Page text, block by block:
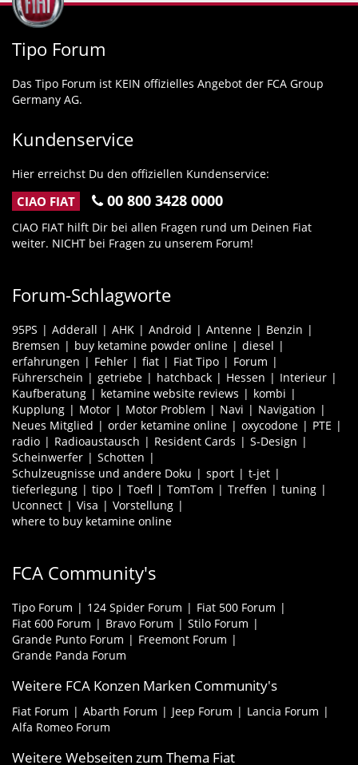
Tipo Forum
Das Tipo Forum ist KEIN offizielles Angebot der FCA Group
Germany AG.
Kundenservice
Hier erreichst Du den offiziellen Kundenservice:
CIAO FIAT 00 800 3428 0000
CIAO FIAT hilft Dir bei allen Fragen rund um Deinen Fiat
weiter. NICHT bei Fragen zu unserem Forum!
Forum-Schlagworte
95PS Adderall AHK Android Antenne
Benzin
Bremsen
buy ketamine powder online
diesel
erfahrungen
Fehler fiat Fiat Tipo
Forum
Führerschein
getriebe hatchback Hessen
Interieur
Kaufberatung
ketamine website reviews
kombi
Kupplung
Motor Motor Problem Navi
Navigation
Neues Mitglied
order ketamine online oxycodone
PTE
radio
Radioaustausch Resident Cards
S-Design
Scheinwerfer
Schotten
Schulzeugnisse und andere Doku
sport
t-jet
tieferlegung
tipo Toefl TomTom Treffen
tuning
Uconnect
Visa
Vorstellung
where to buy ketamine online
FCA Community's
Tipo Forum 124 Spider Forum
Fiat 500 Forum
Fiat 600 Forum
Bravo Forum
Stilo Forum
Grande Punto Forum
Freemont Forum
Grande Panda Forum
Weitere FCA Konzen Marken Community's
Fiat Forum Abarth Forum Jeep Forum
Lancia Forum
Alfa Romeo Forum
Weitere Webseiten zum Thema Fiat